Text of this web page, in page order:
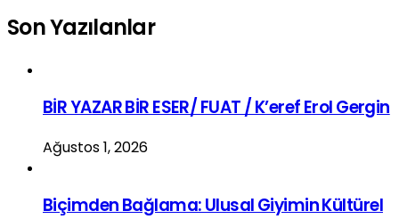
Son Yazılanlar
BİR YAZAR BİR ESER/ FUAT / K’eref Erol Gergin
Ağustos 1, 2026
Biçimden Bağlama: Ulusal Giyimin Kültürel